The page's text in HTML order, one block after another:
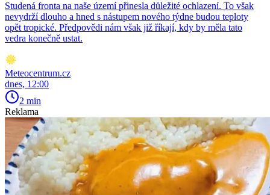
Studená fronta na naše území přinesla důležité ochlazení. To však
nevydrží dlouho a hned s nástupem nového týdne budou teploty
opět tropické. Předpovědi nám však již říkají, kdy by měla tato
vedra konečně ustat.
Meteocentrum.cz
dnes, 12:00
2 min
Reklama